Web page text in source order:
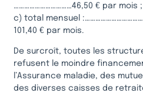
……………………………46,50 € par mois ;
c) total mensuel
101,40 € par mois.
De surcroît, toutes les
refusent le moindre
l’Assurance maladie, des
des diverses caisses de